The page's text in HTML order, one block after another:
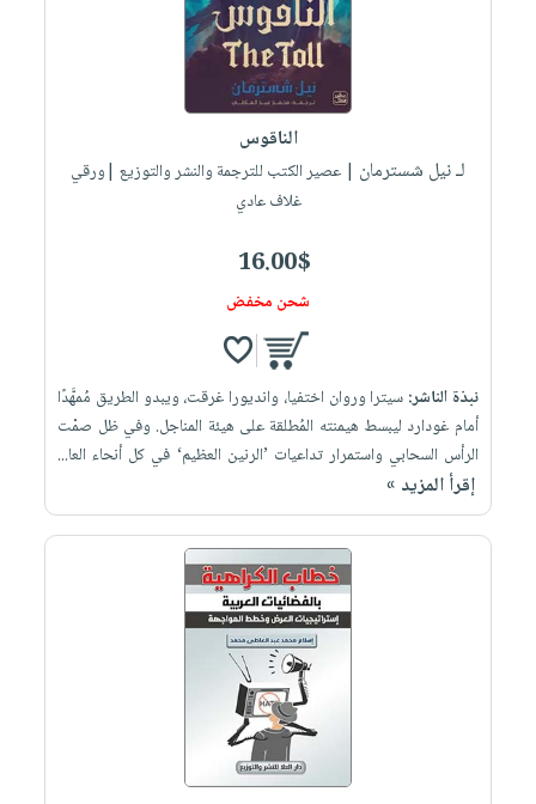
الناقوس
لـ نيل شسترمان‎ | عصير الكتب للترجمة والنشر والتوزيع |ورقي
غلاف عادي
16.00$
شحن مخفض
نبذة الناشر: سيترا وروان اختفيا، وانديورا غرقت، ويبدو الطريق مُمهَّدًا
أمام غودارد ليبسط هيمنته المُطلقة على هيئة المناجل. وفي ظل صمْت
الرأس السحابي واستمرار تداعيات ’الرنين العظيم‘ في كل أنحاء العا...
إقرأ المزيد »